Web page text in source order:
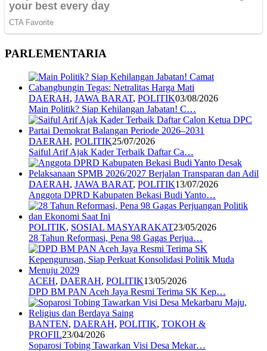
PARLEMENTARIA
DAERAH, JAWA BARAT, POLITIK03/08/2026
Main Politik? Siap Kehilangan Jabatan! C…
DAERAH, POLITIK25/07/2026
Saiful Arif Ajak Kader Terbaik Daftar Ca…
DAERAH, JAWA BARAT, POLITIK13/07/2026
Anggota DPRD Kabupaten Bekasi Budi Yanto…
POLITIK, SOSIAL MASYARAKAT23/05/2026
28 Tahun Reformasi, Pena 98 Gagas Perjua…
ACEH, DAERAH, POLITIK13/05/2026
DPD BM PAN Aceh Jaya Resmi Terima SK Kep…
BANTEN, DAERAH, POLITIK, TOKOH &
PROFIL23/04/2026
Soparosi Tobing Tawarkan Visi Desa Mekar…